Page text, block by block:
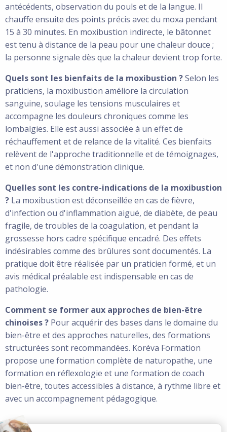
antécédents, observation du pouls et de la langue. Il
chauffe ensuite des points précis avec du moxa pendant
15 à 30 minutes. En moxibustion indirecte, le bâtonnet
est tenu à distance de la peau pour une chaleur douce ;
la personne signale dès que la chaleur devient trop forte.
Quels sont les bienfaits de la moxibustion ?Selon les
praticiens, la moxibustion améliore la circulation
sanguine, soulage les tensions musculaires et
accompagne les douleurs chroniques comme les
lombalgies. Elle est aussi associée à un effet de
réchauffement et de relance de la vitalité. Ces bienfaits
relèvent de l'approche traditionnelle et de témoignages,
et non d'une démonstration clinique.
Quelles sont les contre-indications de la moxibustion
? La moxibustion est déconseillée en cas de fièvre,
d'infection ou d'inflammation aiguë, de diabète, de peau
fragile, de troubles de la coagulation, et pendant la
grossesse hors cadre spécifique encadré. Des effets
indésirables comme des brûlures sont documentés. La
pratique doit être réalisée par un praticien formé, et un
avis médical préalable est indispensable en cas de
pathologie.
Comment se former aux approches de bien-être
chinoises ? Pour acquérir des bases dans le domaine du
bien-être et des approches naturelles, des formations
structurées sont recommandées. Koréva Formation
propose une formation complète de naturopathe, une
formation en réflexologie et une formation de coach
bien-être, toutes accessibles à distance, à rythme libre et
avec un accompagnement pédagogique.